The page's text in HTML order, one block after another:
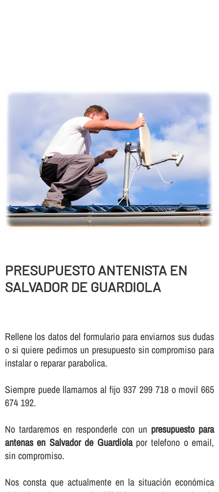
PRESUPUESTO ANTENISTA EN
SALVADOR DE GUARDIOLA
Rellene los datos del formulario para enviarnos sus dudas
o si quiere pedirnos un presupuesto sin compromiso para
instalar o reparar parabolica.
Siempre puede llamarnos al fijo 937 299 718 o movil 665
674 192.
No tardaremos en responderle con un presupuesto para
antenas en Salvador de Guardiolapor telefono o email,
sin compromiso.
Nos consta que actualmente en la situación económica